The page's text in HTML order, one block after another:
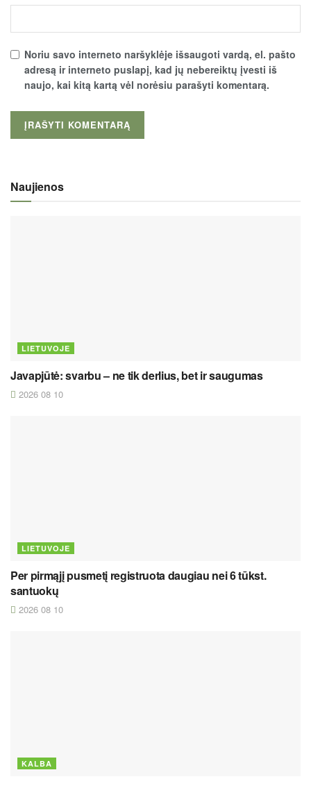
Noriu savo interneto naršyklėje išsaugoti vardą, el. pašto
adresą ir interneto puslapį, kad jų nebereiktų įvesti iš
naujo, kai kitą kartą vėl norėsiu parašyti komentarą.
Naujienos
LIETUVOJE
Javapjūtė: svarbu – ne tik derlius, bet ir saugumas
2026 08 10
LIETUVOJE
Per pirmąjį pusmetį registruota daugiau nei 6 tūkst.
santuokų
2026 08 10
KALBA